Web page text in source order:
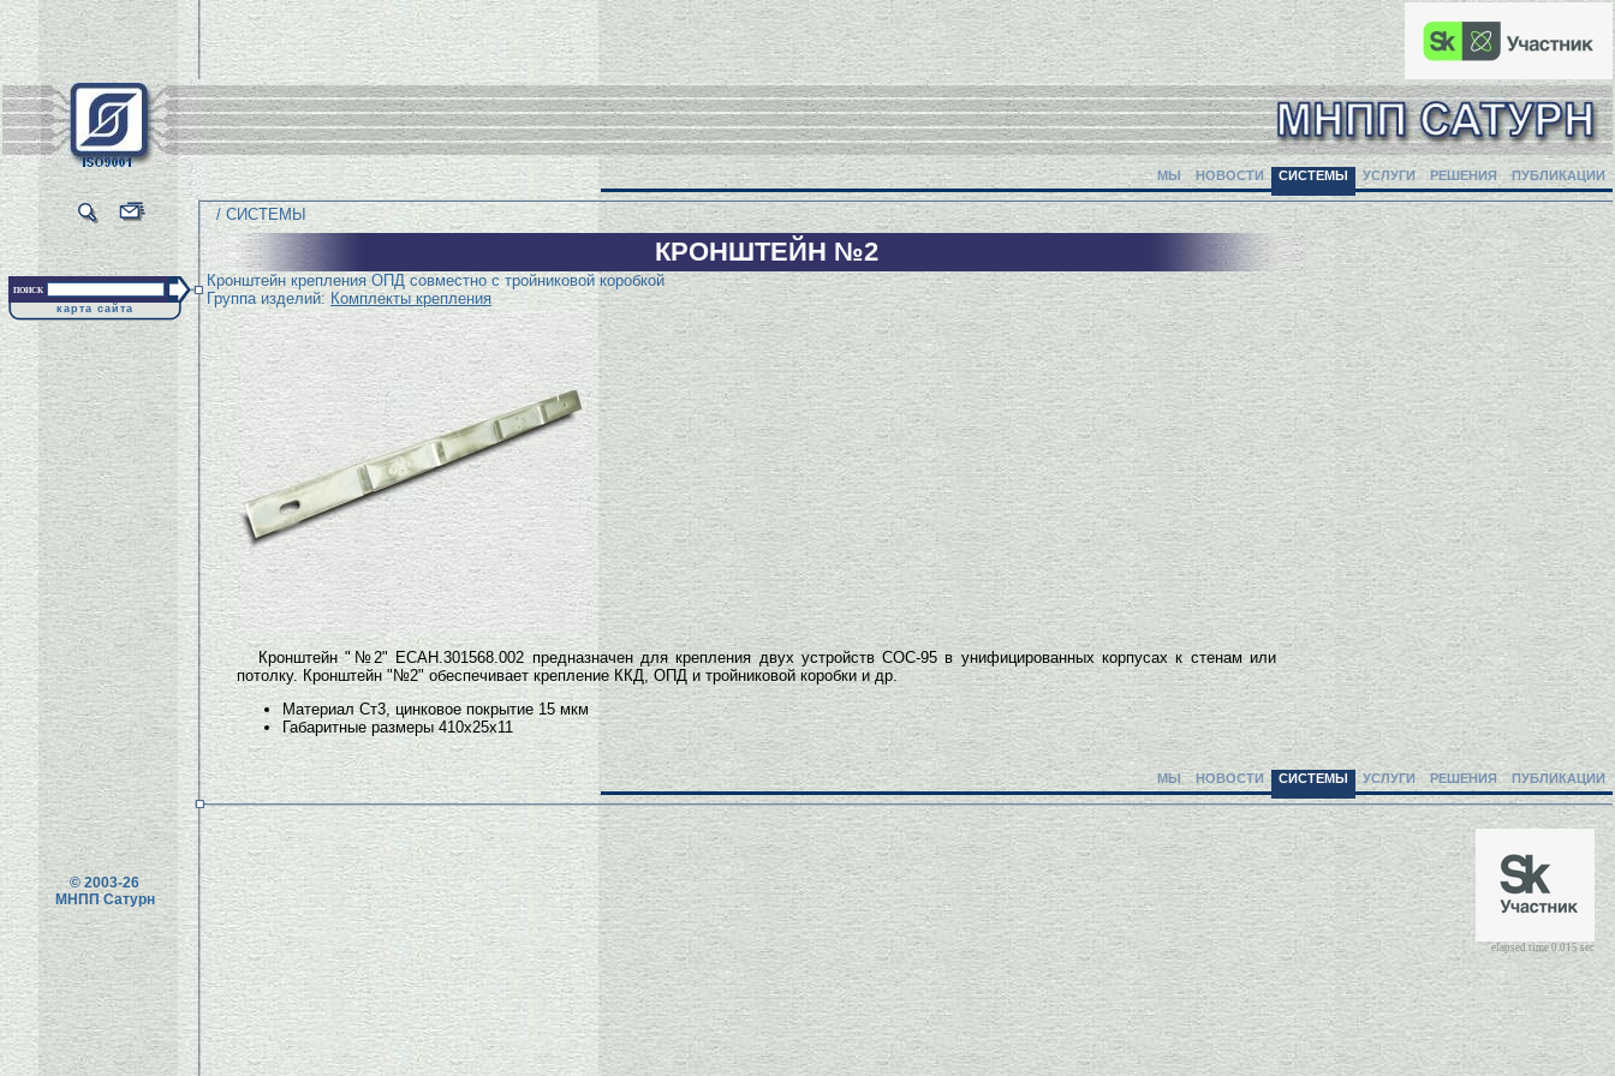
МЫ НОВОСТИ СИСТЕМЫ УСЛУГИ РЕШЕНИЯ ПУБЛИКАЦИИ
/ СИСТЕМЫ
поиск
карта сайта
КРОНШТЕЙН №2
Кронштейн крепления ОПД совместно с тройниковой коробкой
Группа изделий: Комплекты крепления
Кронштейн "№2" ЕСАН.301568.002 предназначен для крепления двух устройств СОС-95 в унифицированных корпусах к стенам или
потолку. Кронштейн "№2" обеспечивает крепление ККД, ОПД и тройниковой коробки и др.
Материал Ст3, цинковое покрытие 15 мкм
Габаритные размеры 410х25х11
МЫ НОВОСТИ СИСТЕМЫ УСЛУГИ РЕШЕНИЯ ПУБЛИКАЦИИ
© 2003-26
МНПП Сатурн
elapsed time 0.015 sec